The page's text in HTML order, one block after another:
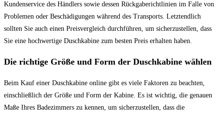
Kundenservice des Händlers sowie dessen Rückgaberichtlinien im Falle von
Problemen oder Beschädigungen während des Transports. Letztendlich
sollten Sie auch einen Preisvergleich durchführen, um sicherzustellen, dass
Sie eine hochwertige Duschkabine zum besten Preis erhalten haben.
Die richtige Größe und Form der Duschkabine wählen
Beim Kauf einer Duschkabine online gibt es viele Faktoren zu beachten,
einschließlich der Größe und Form der Kabine. Es ist wichtig, die genauen
Maße Ihres Badezimmers zu kennen, um sicherzustellen, dass die